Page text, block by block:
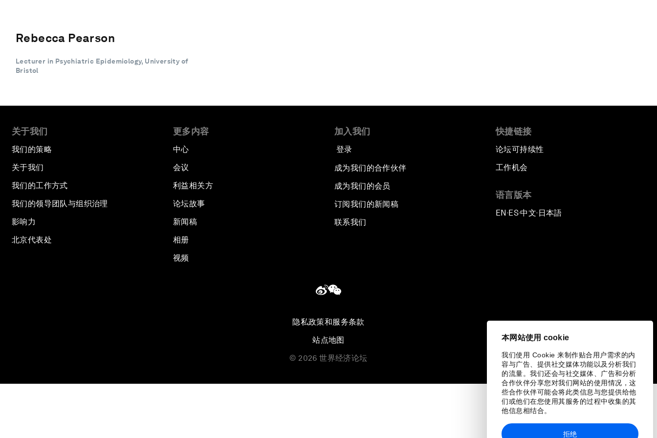
本网站使用 cookie
我们使用 Cookie 来制作贴合用户需求的内
容与广告、提供社交媒体功能以及分析我们
的流量。我们还会与社交媒体、广告和分析
合作伙伴分享您对我们网站的使用情况，这
些合作伙伴可能会将此类信息与您提供给他
们或他们在您使用其服务的过程中收集的其
他信息相结合。
拒绝
Rebecca Pearson
Lecturer in Psychiatric Epidemiology, University of
Bristol
关于我们
我们的策略
关于我们
我们的工作方式
我们的领导团队与组织治理
影响力
北京代表处
更多内容
中心
会议
利益相关方
论坛故事
新闻稿
相册
视频
加入我们
登录
成为我们的合作伙伴
成为我们的会员
订阅我们的新闻稿
联系我们
快捷链接
论坛可持续性
工作机会
语言版本
EN ▪ES▪中文▪ 日本語
隐私政策和服务条款
站点地图
© 2026 世界经济论坛